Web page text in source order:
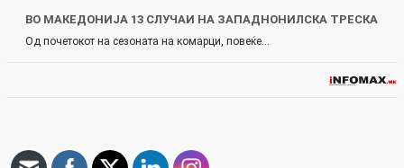
ВО МАКЕДОНИЈА 13 СЛУЧАИ НА ЗАПАДНОНИЛСКА ТРЕСКА
Од почетокот на сезоната на комарци, повеќе…